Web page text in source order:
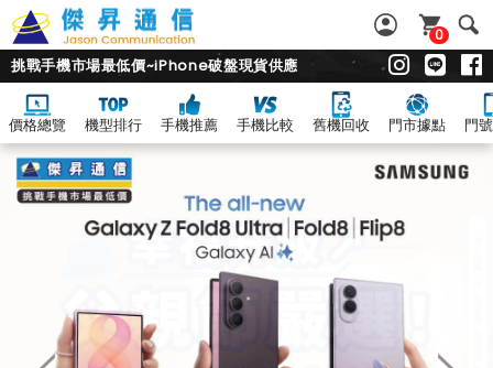
0
挑戰手機市場最低價~iPhone破盤現貨供應
價格總覽 機型排行 手機推薦 手機比較 舊機回收 門市據點 門